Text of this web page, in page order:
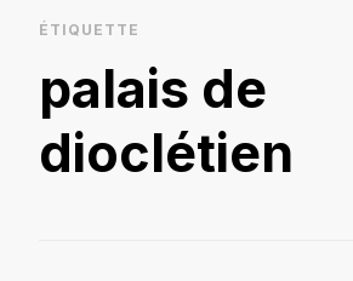
ÉTIQUETTE
palais de
dioclétien